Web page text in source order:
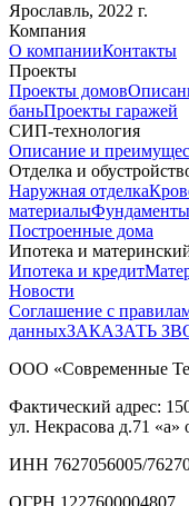
Ярославль, 2022 г.
Компания
О компанииКонтакты
Проекты
Проекты домов
баньПроекты гаражей
СИП-технология
Описание и
Отделка и
Наружная отделка
материалыФундаменты
Построенные дома
Ипотека и
Ипотека и кредит
Новости
Соглашение с
данныхЗАКАЗАТЬ
ООО «Современные
Фактический адрес:
ул. Некрасова д.71 «а»
ИНН 7627056005/